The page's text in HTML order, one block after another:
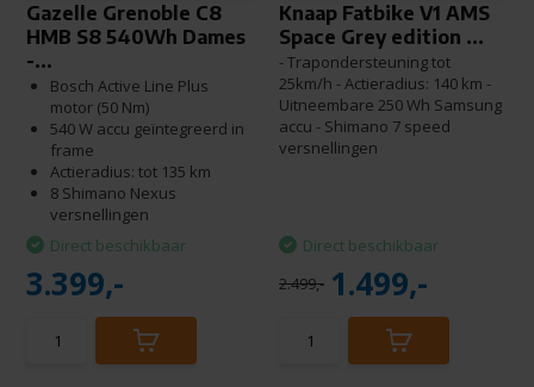
Gazelle Grenoble C8
HMB S8 540Wh Dames
-...
Bosch Active Line Plus
motor (50 Nm)
540 W accu geïntegreerd in
frame
Actieradius: tot 135 km
8 Shimano Nexus
versnellingen
Direct beschikbaar
3.399,-
Knaap Fatbike V1 AMS
Space Grey edition ...
- Trapondersteuning tot
25km/h - Actieradius: 140 km -
Uitneembare 250 Wh Samsung
accu - Shimano 7 speed
versnellingen
Direct beschikbaar
2.499,- 1.499,-